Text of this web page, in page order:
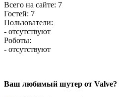
Всего на сайте: 7
Гостей: 7
Пользователи:
- отсутствуют
Роботы:
- отсутствуют
Ваш любимый шутер от Valve?